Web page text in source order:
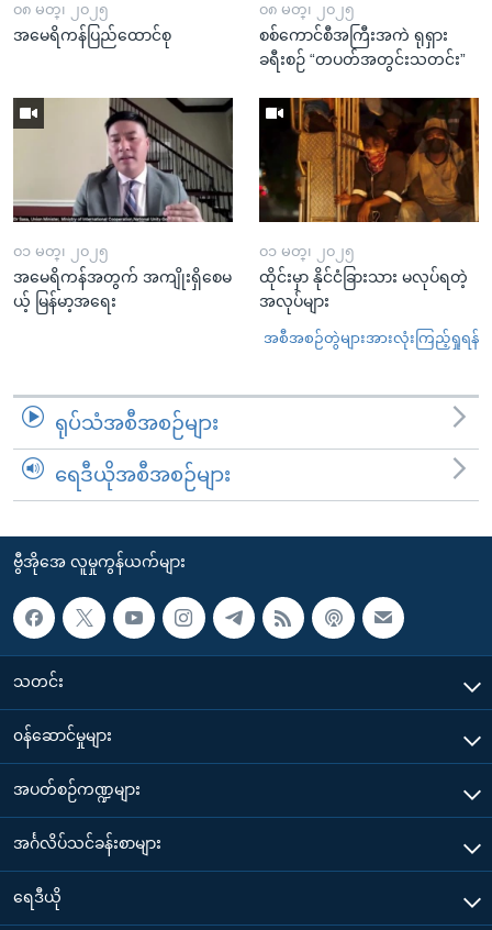
၀၈ မတ္၊ ၂၀၂၅
အမေရိကန်ပြည်ထောင်စု
၀၈ မတ္၊ ၂၀၂၅
စစ်ကောင်စီအကြီးအကဲ ရုရှား
ခရီးစဉ် “တပတ်အတွင်းသတင်း”
၀၁ မတ္၊ ၂၀၂၅
အမေရိကန်အတွက် အကျိုးရှိစေမ
ယ့် မြန်မာ့အရေး
၀၁ မတ္၊ ၂၀၂၅
ထိုင်းမှာ နိုင်ငံခြားသား မလုပ်ရတဲ့
အလုပ်များ
အစီအစဉ်တွဲများအားလုံးကြည့်ရှုရန်
ရုပ်သံအစီအစဉ်များ
ရေဒီယိုအစီအစဉ်များ
ဗွီအိုအေ လူမှုကွန်ယက်များ
သတင်း
၀န်ဆောင်မှုများ
အပတ်စဉ်ကဏ္ဍများ
အင်္ဂလိပ်သင်ခန်းစာများ
ရေဒီယို